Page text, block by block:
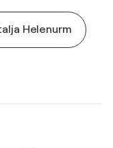
Helenurm